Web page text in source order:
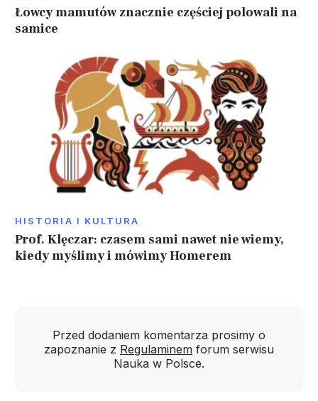
Łowcy mamutów znacznie częściej polowali na
samice
HISTORIA I KULTURA
Prof. Klęczar: czasem sami nawet nie wiemy,
kiedy myślimy i mówimy Homerem
Przed dodaniem komentarza prosimy o
zapoznanie z Regulaminem forum serwisu
Nauka w Polsce.